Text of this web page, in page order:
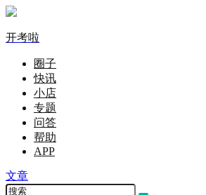
开考啦
圈子
快讯
小店
专题
问答
帮助
APP
文章